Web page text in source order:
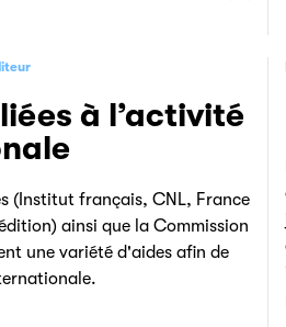
à l’activité
(Institut français, CNL, France
ainsi que la Commission
une variété d'aides afin de